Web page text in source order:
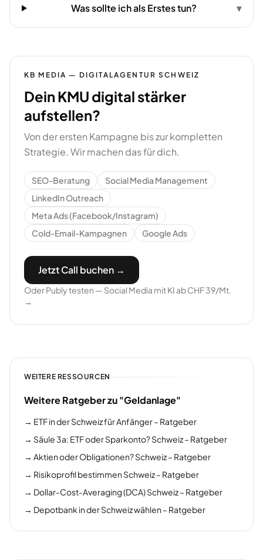
Was sollte ich als Erstes tun? ▾
KB MEDIA — DIGITALAGENTUR SCHWEIZ
Dein KMU digital stärker
aufstellen?
Von der ersten Kampagne bis zur kompletten
Strategie. Wir machen das für dich.
SEO-Beratung
Social Media Management
LinkedIn Outreach
Meta Ads (Facebook/Instagram)
Cold-Email-Kampagnen
Google Ads
Jetzt Call buchen →
Oder Publy testen — Social Media mit KI ab CHF 39/Mt.
→
WEITERE RESSOURCEN
Weitere Ratgeber zu "Geldanlage"
→ ETF in der Schweiz für Anfänger – Ratgeber
→ Säule 3a: ETF oder Sparkonto? Schweiz – Ratgeber
→ Aktien oder Obligationen? Schweiz – Ratgeber
→ Risikoprofil bestimmen Schweiz – Ratgeber
→ Dollar-Cost-Averaging (DCA) Schweiz – Ratgeber
→ Depotbank in der Schweiz wählen – Ratgeber